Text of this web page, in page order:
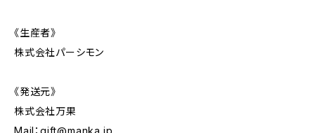
《生産者》
株式会社パーシモン
《発送元》
株式会社万果
Mail： gift@manka.jp